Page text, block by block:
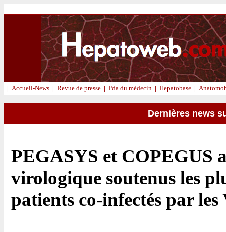
| Accueil-News | Revue de presse | Pda du médecin | Hepatobase |
Dernières news
PEGASYS et COPEGUS
virologique soutenus les
patients co-infectés par